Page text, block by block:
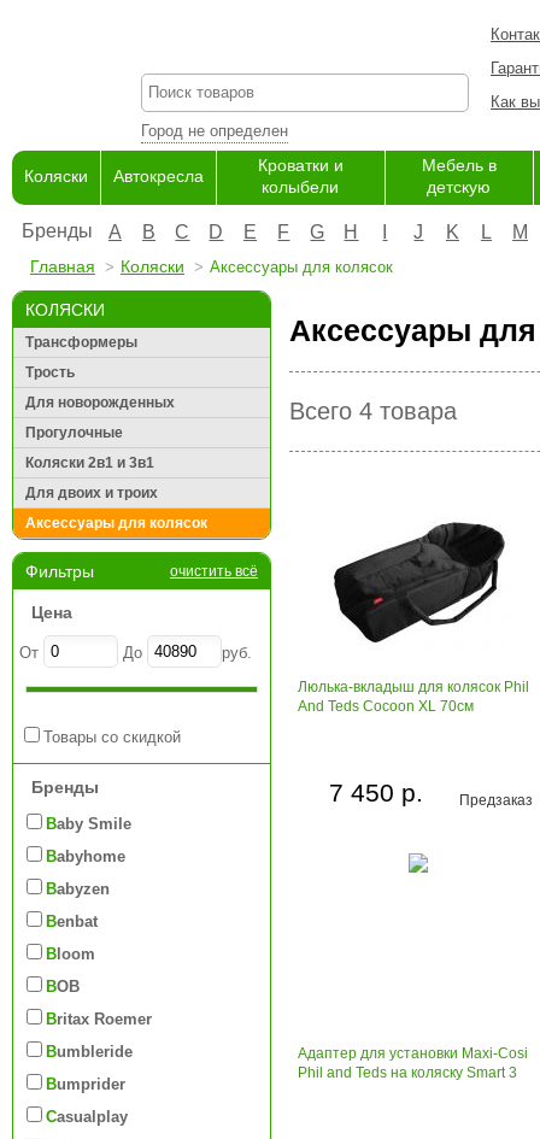
Город не определен
Как
Коляски Автокресла
Кроватки и
колыбели
Мебель в
детскую
Бренды A B C D E F G H J K L M
Главная Коляски Аксессуары для колясок
КОЛЯСКИ
Трансформеры
Трость
Для новорожденных
Прогулочные
Коляски 2в1 и 3в1
Для двоих и троих
Аксессуары для колясок
Фильтры очистить всё
Цена
От До руб.
Товары со скидкой
Бренды
Baby Smile
Babyhome
Babyzen
Benbat
Bloom
BOB
Britax Roemer
Bumbleride
Bumprider
Casualplay
Аксессуары для
Всего 4 товара
Люлька-вкладыш для колясок Phil
And Teds Cocoon XL 70см
Предзаказ
7 450 р.
Адаптер для установки Maxi-Cosi
Phil and Teds на коляcку Smart 3